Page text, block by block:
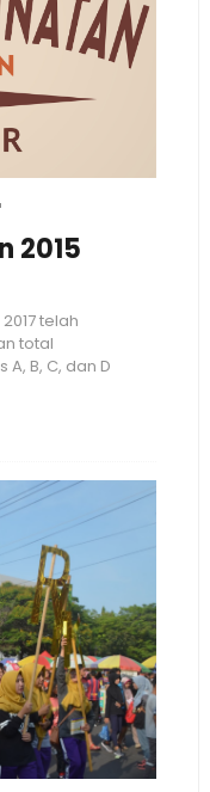
2015
telah
total
B, C, dan D